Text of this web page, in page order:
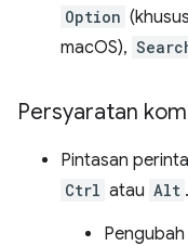
Option
macOS),
Persyaratan
Pintasan
Ctrl atau Alt .
Pengubah